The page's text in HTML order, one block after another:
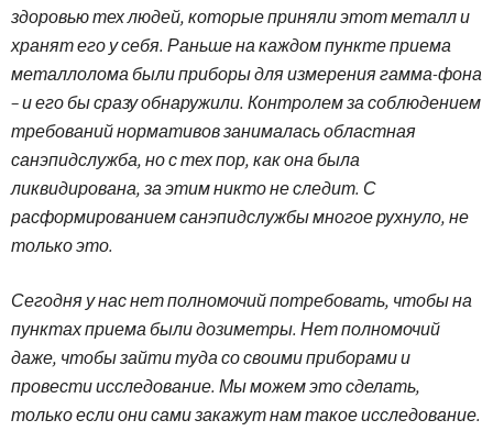
здоровью тех людей, которые приняли этот металл и
хранят его у себя. Раньше на каждом пункте приема
металлолома были приборы для измерения гамма-фона
– и его бы сразу обнаружили. Контролем за соблюдением
требований нормативов занималась областная
санэпидслужба, но с тех пор, как она была
ликвидирована, за этим никто не следит. С
расформированием санэпидслужбы многое рухнуло, не
только это.
Сегодня у нас нет полномочий потребовать, чтобы на
пунктах приема были дозиметры. Нет полномочий
даже, чтобы зайти туда со своими приборами и
провести исследование. Мы можем это сделать,
только если они сами закажут нам такое исследование.